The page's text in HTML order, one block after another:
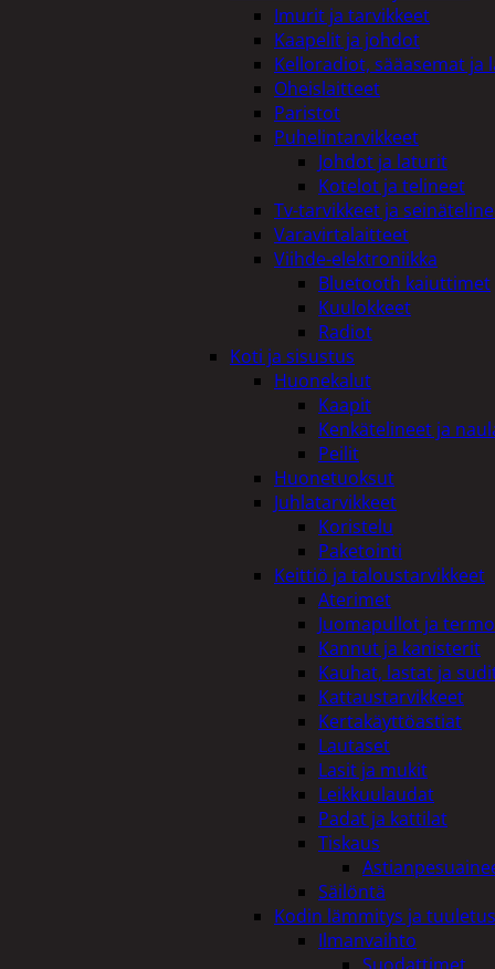
Imurit ja tarvikkeet
Kaapelit ja johdot
Kelloradiot, sääasemat
Oheislaitteet
Paristot
Puhelintarvikkeet
Johdot ja laturit
Kotelot ja telineet
Tv-tarvikkeet ja
Varavirtalaitteet
Viihde-elektroniikka
Bluetooth kaiuttimet
Kuulokkeet
Radiot
Koti ja sisustus
Huonekalut
Kaapit
Kenkätelineet ja
Peilit
Huonetuoksut
Juhlatarvikkeet
Koristelu
Paketointi
Keittiö ja taloustarvikkeet
Aterimet
Juomapullot ja
Kannut ja kanisterit
Kauhat, lastat ja
Kattaustarvikkeet
Kertakäyttöastiat
Lautaset
Lasit ja mukit
Leikkuulaudat
Padat ja kattilat
Tiskaus
Säilöntä
Kodin lämmitys ja tuuletus
Ilmanvaihto